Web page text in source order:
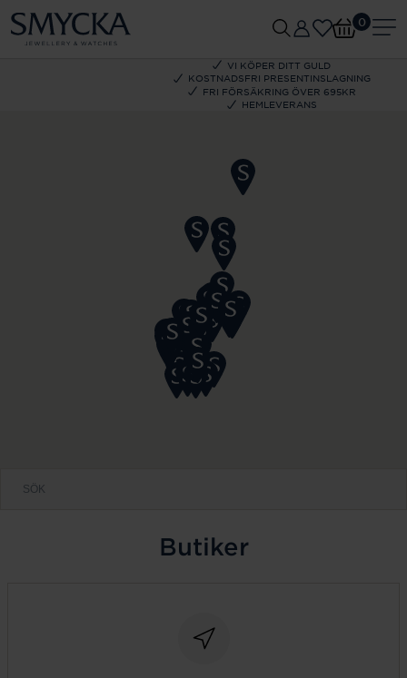
VI KÖPER DITT GULD
KOSTNADSFRI PRESENTINSLAGNING
FRI FÖRSÄKRING ÖVER 695KR
HEMLEVERANS
0
Butiker